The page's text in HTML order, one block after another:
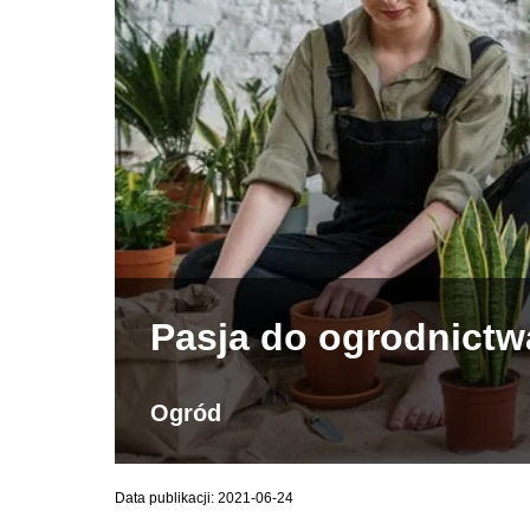
Pasja do
Ogród
Data publikacji: 2021-06-24